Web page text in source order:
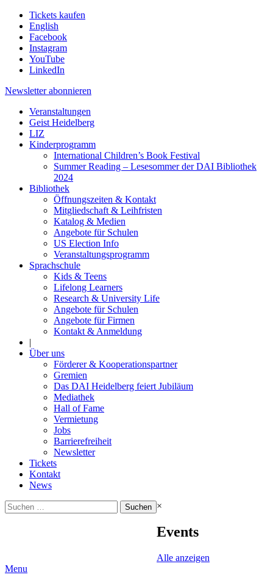
Tickets kaufen
English
Facebook
Instagram
YouTube
LinkedIn
Newsletter abonnieren
Veranstaltungen
Geist Heidelberg
LIZ
Kinderprogramm
International Children’s Book Festival
Summer Reading – Lesesommer der DAI Bibliothek
2024
Bibliothek
Öffnungszeiten & Kontakt
Mitgliedschaft & Leihfristen
Katalog & Medien
Angebote für Schulen
US Election Info
Veranstaltungsprogramm
Sprachschule
Kids & Teens
Lifelong Learners
Research & University Life
Angebote für Schulen
Angebote für Firmen
Kontakt & Anmeldung
|
Über uns
Förderer & Kooperationspartner
Gremien
Das DAI Heidelberg feiert Jubiläum
Mediathek
Hall of Fame
Vermietung
Jobs
Barrierefreiheit
Newsletter
Tickets
Kontakt
News
Suchen
nach:
×
Events
Alle anzeigen
Menu